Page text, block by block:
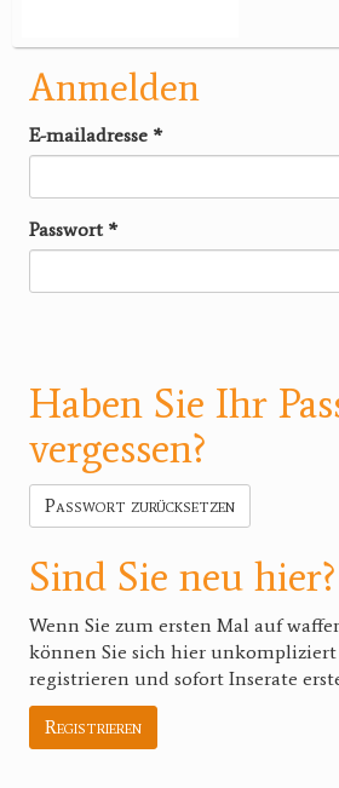
Anmelden
E-mailadresse *
Passwort *
Haben Sie Ihr
vergessen?
Passwort zurücksetzen
Sind Sie neu hier?
Wenn Sie zum ersten Mal auf
können Sie sich hier
registrieren und sofort Inserate
Registrieren